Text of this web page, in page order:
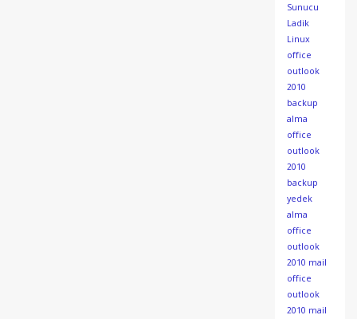
Sunucu
Ladik
Linux
office
outlook
2010
backup
alma
office
outlook
2010
backup
yedek
alma
office
outlook
2010 mail
office
outlook
2010 mail